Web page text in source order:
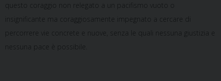
questo coraggio non relegato a un pacifismo vuoto o
insignificante ma coraggiosamente impegnato a cercare di
percorrere vie concrete e nuove, senza le quali nessuna giustizia e
nessuna pace è possibile.